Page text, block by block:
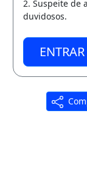
2. Suspeite de
duvidosos.